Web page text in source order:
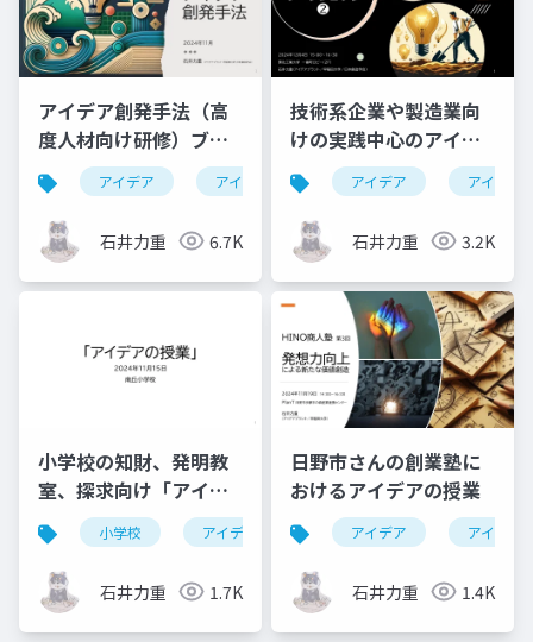
アイデア創発手法（高
度人材向け研修）ブレ
スト技法とTRIZ技法で
アイデア創出を実践す
る3時間
アイデア アイデア創発 アイデア創出
石井力重 6.7K
技術系企業や製造業向
けの実践中心のアイデ
アワークショップ
アイデア アイデア
石井力重 3.2K
小学校の知財、発明教
室、探求向け「アイデ
アの授業」
小学校 アイデア 発想 発明教室
石井力重 1.7K
日野市さんの創業塾に
おけるアイデアの授業
アイデア アイデア
石井力重 1.4K